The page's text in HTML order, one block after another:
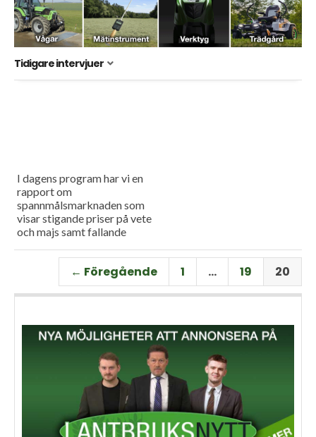
Tidigare intervjuer
I dagens program har vi en
rapport om
spannmålsmarknaden som
visar stigande priser på vete
och majs samt fallande
premiär för vårt
måndagsprogram med en
längre intervju med Erik
Stjerndahl vd för HIR Skåne,
fältdagar.
← Föregående 1 … 19 20